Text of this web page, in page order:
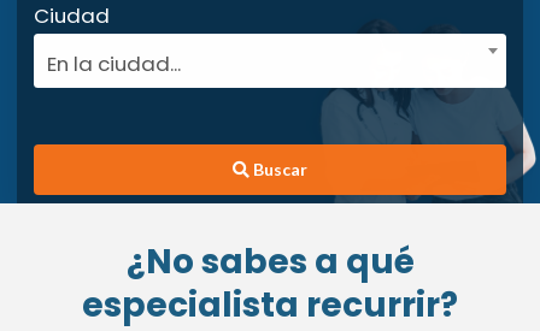
Ciudad
En la ciudad...
Buscar
¿No sabes a qué
especialista recurrir?